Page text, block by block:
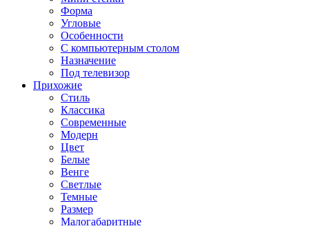
Форма
Угловые
Особенности
С компьютерным столом
Назначение
Под телевизор
Прихожие
Стиль
Классика
Современные
Модерн
Цвет
Белые
Венге
Светлые
Темные
Размер
Малогабаритные